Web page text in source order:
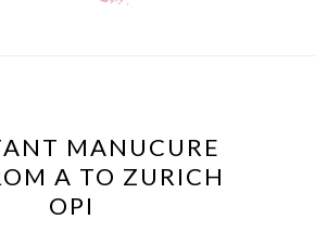
MANUCURE
A TO ZURICH
OPI